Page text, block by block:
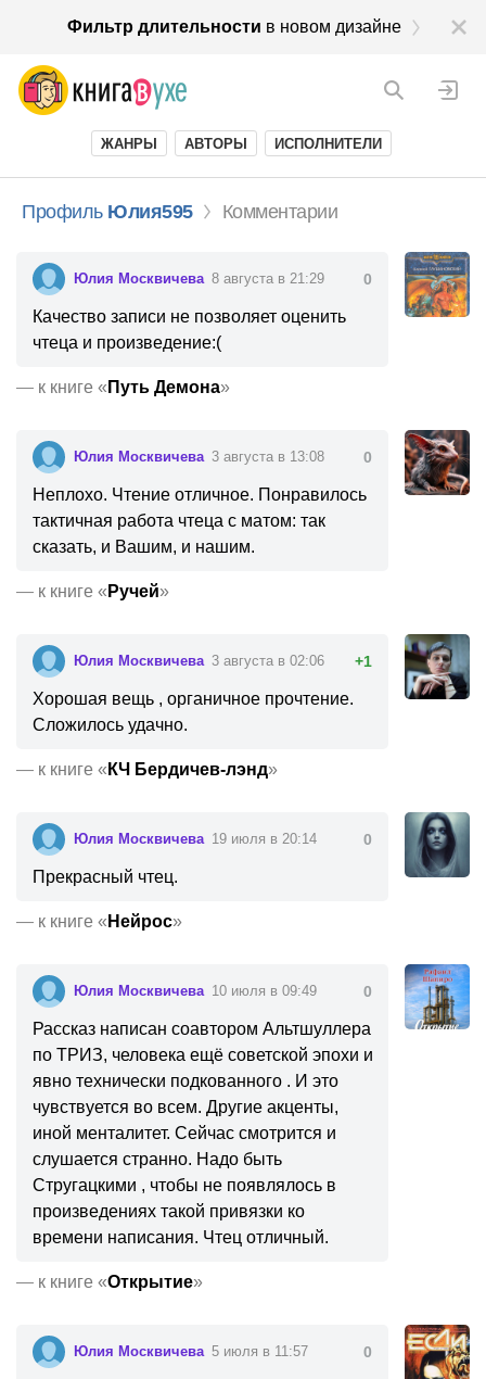
Фильтр длительности в новом дизайне
ЖАНРЫ АВТОРЫ ИСПОЛНИТЕЛИ
Профиль Юлия595 Комментарии
0
Юлия Москвичева 8 августа в 21:29
Качество записи не позволяет оценить
чтеца и произведение:(
— к книге « Путь Демона»
0
Юлия Москвичева 3 августа в 13:08
Неплохо. Чтение отличное. Понравилось
тактичная работа чтеца с матом: так
сказать, и Вашим, и нашим.
— к книге « Ручей»
+1
Юлия Москвичева 3 августа в 02:06
Хорошая вещь , органичное прочтение.
Сложилось удачно.
— к книге « КЧ Бердичев-лэнд»
0
Юлия Москвичева 19 июля в 20:14
Прекрасный чтец.
— к книге « Нейрос»
0
Юлия Москвичева 10 июля в 09:49
Рассказ написан соавтором Альтшуллера
по ТРИЗ, человека ещё советской эпохи и
явно технически подкованного . И это
чувствуется во всем. Другие акценты,
иной менталитет. Сейчас смотрится и
слушается странно. Надо быть
Стругацкими , чтобы не появлялось в
произведениях такой привязки ко
времени написания. Чтец отличный.
— к книге «Открытие»
0
Юлия Москвичева 5 июля в 11:57